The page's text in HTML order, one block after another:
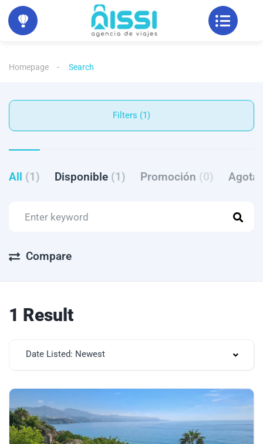
Homepage Search
Filters (1)
All (1) Disponible (1) Promoción (0)
Compare
1 Result
Date Listed: Newest